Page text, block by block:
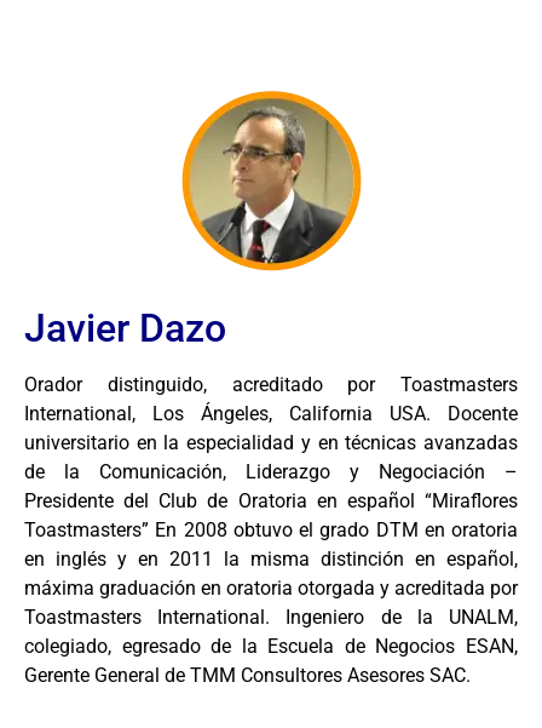
Javier Dazo
Orador distinguido, acreditado por Toastmasters
International, Los Ángeles, California USA. Docente
universitario en la especialidad y en técnicas avanzadas
de la Comunicación, Liderazgo y Negociación –
Presidente del Club de Oratoria en español “Miraflores
Toastmasters” En 2008 obtuvo el grado DTM en oratoria
en inglés y en 2011 la misma distinción en español,
máxima graduación en oratoria otorgada y acreditada por
Toastmasters International. Ingeniero de la UNALM,
colegiado, egresado de la Escuela de Negocios ESAN,
Gerente General de TMM Consultores Asesores SAC.